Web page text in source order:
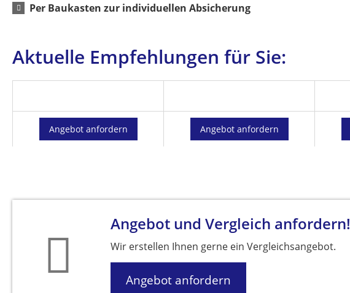
Per Baukasten zur individuellen Absicherung
Aktuelle Empfehlungen für Sie:
Angebot anfordern Angebot anfordern
Angebot und Vergleich anfordern!
Wir erstellen Ihnen gerne ein Vergleichsangebot.
Angebot anfordern